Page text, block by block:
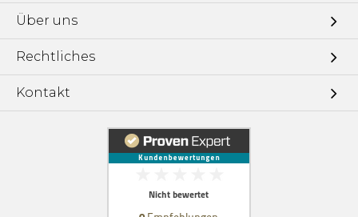
Über uns
Rechtliches
Kontakt